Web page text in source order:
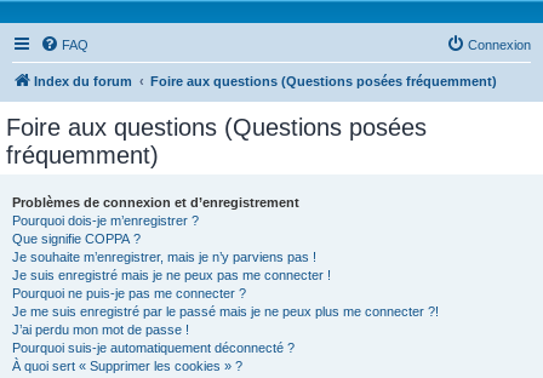
FAQ Connexion
Index du forum Foire aux questions (Questions posées fréquemment)
Foire aux questions (Questions posées
fréquemment)
Problèmes de connexion et d’enregistrement
Pourquoi dois-je m’enregistrer ?
Que signifie COPPA ?
Je souhaite m’enregistrer, mais je n’y parviens pas !
Je suis enregistré mais je ne peux pas me connecter !
Pourquoi ne puis-je pas me connecter ?
Je me suis enregistré par le passé mais je ne peux plus me connecter ?!
J’ai perdu mon mot de passe !
Pourquoi suis-je automatiquement déconnecté ?
À quoi sert « Supprimer les cookies » ?